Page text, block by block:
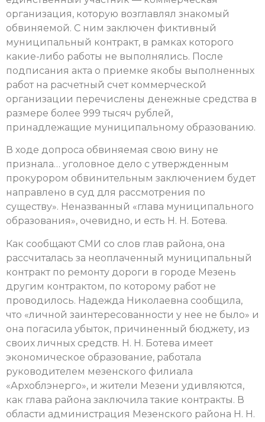
организация, которую возглавлял знакомый
обвиняемой. С ним заключен фиктивный
муниципальный контракт, в рамках которого
какие-либо работы не выполнялись. После
подписания акта о приемке якобы выполненных
работ на расчетный счет коммерческой
организации перечислены денежные средства в
размере более 999 тысяч рублей,
принадлежащие муниципальному образованию.
В ходе допроса обвиняемая свою вину не
признала… уголовное дело с утвержденным
прокурором обвинительным заключением будет
направлено в суд для рассмотрения по
существу». Неназванный «глава муниципального
образования», очевидно, и есть Н. Н. Ботева.
Как сообщают СМИ со слов глав района, она
рассчиталась за неоплаченный муниципальный
контракт по ремонту дороги в городе Мезень
другим контрактом, по которому работ не
проводилось. Надежда Николаевна сообщила,
что «личной заинтересованности у нее не было» и
она погасила убыток, причиненный бюджету, из
своих личных средств. Н. Н. Ботева имеет
экономическое образование, работала
руководителем мезенского филиала
«Архоблэнерго», и жители Мезени удивляются,
как глава района заключила такие контракты. В
области администрация Мезенского района Н. Н.